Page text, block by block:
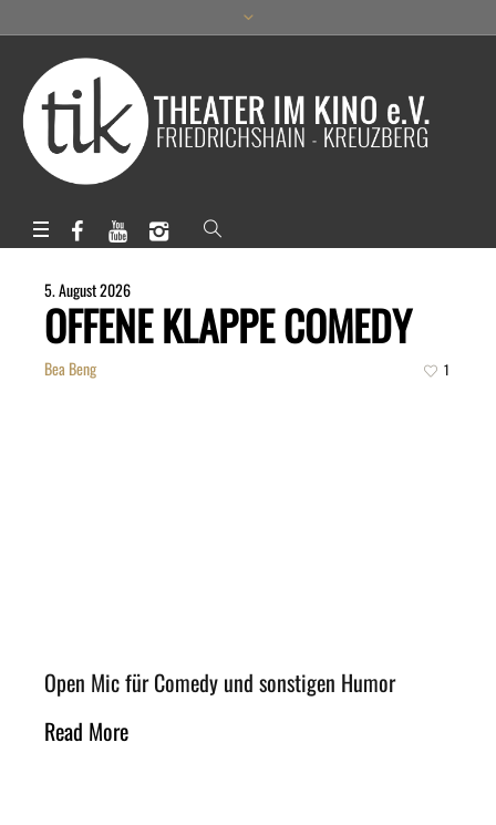
5. August 2026
OFFENE KLAPPE COMEDY
Bea Beng 1
Open Mic für Comedy und sonstigen Humor
Read More